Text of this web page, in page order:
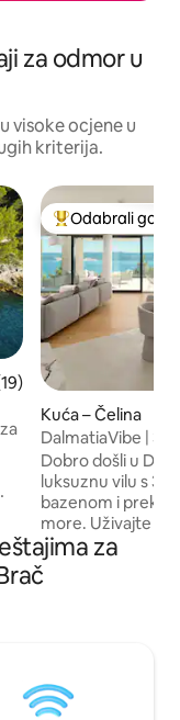
za odmor u
visoke ocjene u
kriterija.
ocjena: 5/5,
Među najviše
Odabrali gosti
Kuća – Čelina
DalmatiaVibe | 3
Pogled
Dobro došli u
luksuznu vilu s 3
bazenom i
more. Uživajte u modernom dizajnu,
potpunoj
otvoreni dnevni
opremljenu
napunite baterije
Jadrana.
za